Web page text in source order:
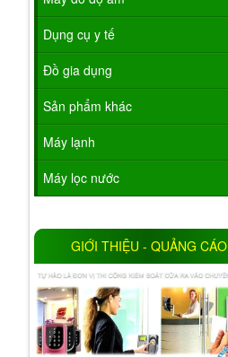
Dụng cụ y tế
Đồ gia dụng
Sản phẩm khác
Máy lạnh
Máy lọc nước
GIỚI THIỆU - QUẢNG CÁO